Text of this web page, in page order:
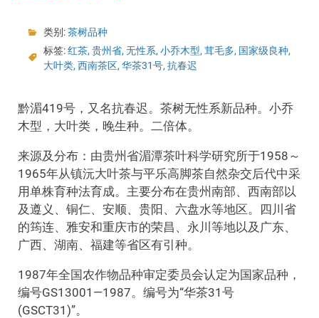
类别:茶树品种
标签:红茶, 贵州省, 无性系, 小乔木型, 茸毛多, 国家级良种,
大叶类, 西南茶区, 华茶31号, 抗春迟
黔湄419号，又名抗春迟。茶树无性系新品种。小乔
木型，大叶类，晚生种。二倍体。
来源及分布：由贵州省湄潭茶叶科学研究所于1958～
1965年从镇沅大叶茶与平乐高脚茶自然杂交后代中采
用单株育种法育成。主要分布在贵州南部、西南部以
及遵义、铜仁、安顺、贵阳、六盘水等地区。四川省
的筠连、雅安和重庆市的荣昌、永川等地以及广东、
广西、湖南、福建等省区有引种。
1987年全国农作物品种审定委员会认定为国家品种，
编号GS13001—1987。编号为“华茶31号
(GSCT31)”。